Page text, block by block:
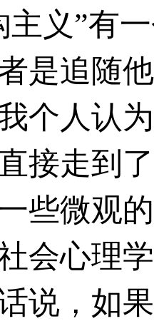
主义”有
是追随
个人认
接走到
些微观
会心理
说，如